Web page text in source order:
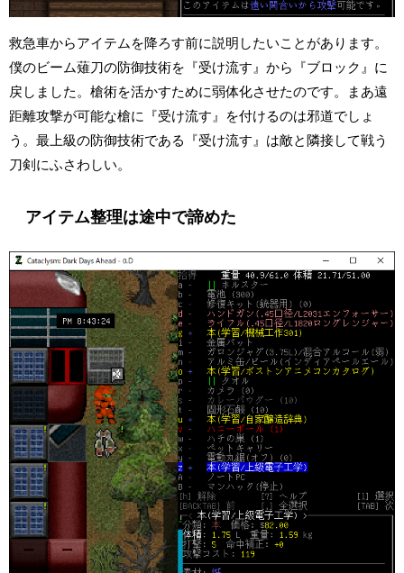
救急車からアイテムを降ろす前に説明したいことがあります。
僕のビーム薙刀の防御技術を『受け流す』から『ブロック』に
戻しました。槍術を活かすために弱体化させたのです。まあ遠
距離攻撃が可能な槍に『受け流す』を付けるのは邪道でしょ
う。最上級の防御技術である『受け流す』は敵と隣接して戦う
刀剣にふさわしい。
アイテム整理は途中で諦めた